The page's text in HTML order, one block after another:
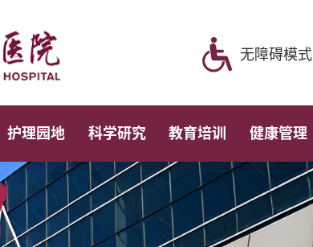
无障碍模式
护理园地 科学研究 教育培训 健康管理